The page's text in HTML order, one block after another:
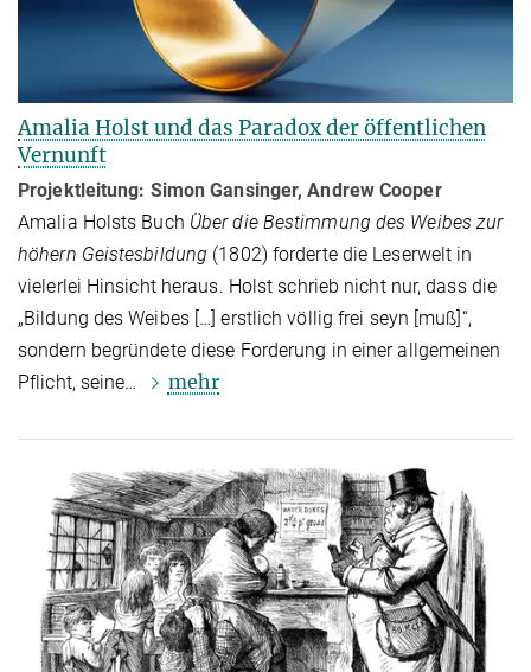
Amalia Holst und das Paradox der öffentlichen
Vernunft
Projektleitung: Simon Gansinger, Andrew Cooper
Amalia Holsts Buch Über die Bestimmung des Weibes zur
höhern Geistesbildung (1802) forderte die Leserwelt in
vielerlei Hinsicht heraus. Holst schrieb nicht nur, dass die
„Bildung des Weibes […] erstlich völlig frei seyn [muß]“,
sondern begründete diese Forderung in einer allgemeinen
Pflicht, seine…
mehr